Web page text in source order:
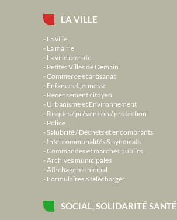
LA VILLE
La ville
La mairie
La ville recrute
Petites Villes de Demain
Commerce et artisanat
Enfance et jeunesse
Recensement citoyen
Urbanisme et Environnement
Risques / prévention / protection
Police
Salubrité / Déchets et encombrants
Intercommunalités & syndicats
Commandes et marchés publics
Archives municipales
Affichage municipal
Formulaires à télécharger
SOCIAL, SOLIDARITÉ SANTÉ